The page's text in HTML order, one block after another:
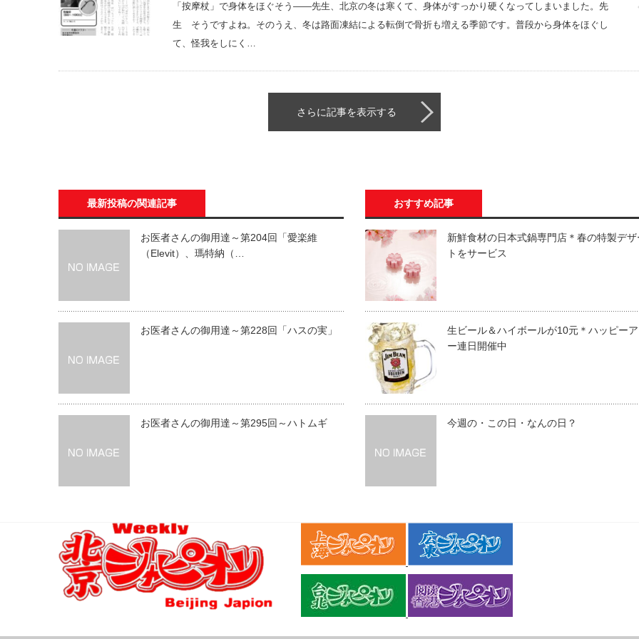
「按摩杖」で身体をほぐそう――先生、北京の冬は寒くて、身体がすっかり硬くなってしまいました。先
生 そうですよね。そのうえ、冬は路面凍結による転倒で骨折も増える季節です。普段から身体をほぐし
て、怪我をしにく…
さらに記事を表示する
最新投稿の関連記事
お医者さんの御用達～第204回「愛楽維
（Elevit）、瑪特納（…
お医者さんの御用達～第228回「ハスの実」
お医者さんの御用達～第295回～ハトムギ
おすすめ記事
新鮮食材の日本式鍋専門店＊春の特製デザ
トをサービス
生ビール＆ハイボールが10元＊ハッピー
ー連日開催中
今週の・この日・なんの日？